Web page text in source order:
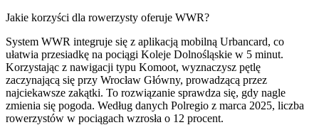
Jakie korzyści dla rowerzysty oferuje WWR?
System WWR integruje się z aplikacją mobilną Urbancard, co
ułatwia przesiadkę na pociągi Koleje Dolnośląskie w 5 minut.
Korzystając z nawigacji typu Komoot, wyznaczysz pętlę
zaczynającą się przy Wrocław Główny, prowadzącą przez
najciekawsze zakątki. To rozwiązanie sprawdza się, gdy nagle
zmienia się pogoda. Według danych Polregio z marca 2025, liczba
rowerzystów w pociągach wzrosła o 12 procent.